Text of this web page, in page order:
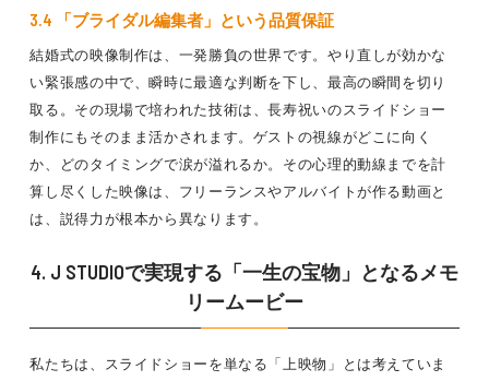
3.4 「ブライダル編集者」という品質保証
結婚式の映像制作は、一発勝負の世界です。やり直しが効かな
い緊張感の中で、瞬時に最適な判断を下し、最高の瞬間を切り
取る。その現場で培われた技術は、長寿祝いのスライドショー
制作にもそのまま活かされます。ゲストの視線がどこに向く
か、どのタイミングで涙が溢れるか。その心理的動線までを計
算し尽くした映像は、フリーランスやアルバイトが作る動画と
は、説得力が根本から異なります。
4. J STUDIOで実現する「一生の宝物」となるメモ
リームービー
私たちは、スライドショーを単なる「上映物」とは考えていま